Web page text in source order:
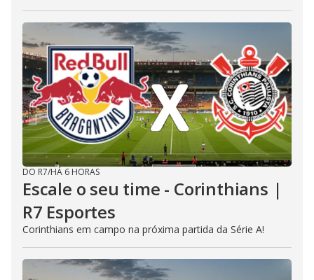
DO R7/HÁ 6 HORAS
Escale o seu time - Corinthians |
R7 Esportes
Corinthians em campo na próxima partida da Série A!